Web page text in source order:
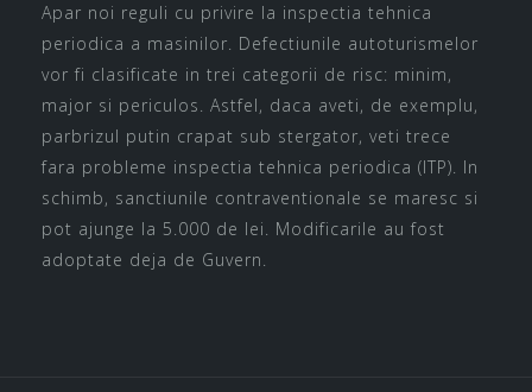
Apar noi reguli cu privire la inspectia tehnica
periodica a masinilor. Defectiunile autoturismelor
vor fi clasificate in trei categorii de risc: minim,
major si periculos. Astfel, daca aveti, de exemplu,
parbrizul putin crapat sub stergator, veti trece
fara probleme inspectia tehnica periodica (ITP). In
schimb, sanctiunile contraventionale se maresc si
pot ajunge la 5.000 de lei. Modificarile au fost
adoptate deja de Guvern.